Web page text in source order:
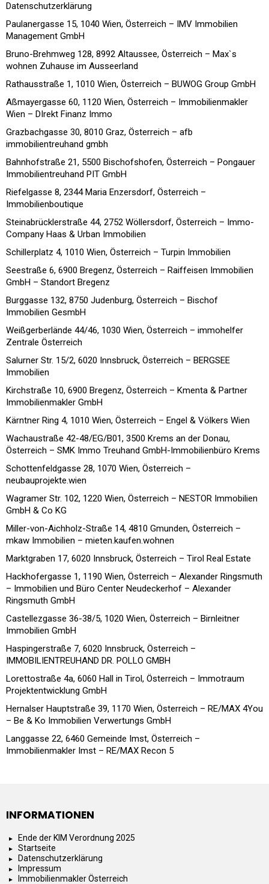
Datenschutzerklärung
Paulanergasse 15, 1040 Wien, Österreich – IMV Immobilien
Management GmbH
Bruno-Brehmweg 128, 8992 Altaussee, Österreich – Max`s
wohnen Zuhause im Ausseerland
Rathausstraße 1, 1010 Wien, Österreich – BUWOG Group GmbH
Aßmayergasse 60, 1120 Wien, Österreich – Immobilienmakler
Wien – DIrekt Finanz Immo
Grazbachgasse 30, 8010 Graz, Österreich – afb
immobilientreuhand gmbh
Bahnhofstraße 21, 5500 Bischofshofen, Österreich – Pongauer
Immobilientreuhand PIT GmbH
Riefelgasse 8, 2344 Maria Enzersdorf, Österreich –
Immobilienboutique
Steinabrücklerstraße 44, 2752 Wöllersdorf, Österreich – Immo-
Company Haas & Urban Immobilien
Schillerplatz 4, 1010 Wien, Österreich – Turpin Immobilien
Seestraße 6, 6900 Bregenz, Österreich – Raiffeisen Immobilien
GmbH – Standort Bregenz
Burggasse 132, 8750 Judenburg, Österreich – Bischof
Immobilien GesmbH
Weißgerberlände 44/46, 1030 Wien, Österreich – immohelfer
Zentrale Österreich
Salurner Str. 15/2, 6020 Innsbruck, Österreich – BERGSEE
Immobilien
Kirchstraße 10, 6900 Bregenz, Österreich – Kmenta & Partner
Immobilienmakler GmbH
Kärntner Ring 4, 1010 Wien, Österreich – Engel & Völkers Wien
Wachaustraße 42-48/EG/B01, 3500 Krems an der Donau,
Österreich – SMK Immo Treuhand GmbH-Immobilienbüro Krems
Schottenfeldgasse 28, 1070 Wien, Österreich –
neubauprojekte.wien
Wagramer Str. 102, 1220 Wien, Österreich – NESTOR Immobilien
GmbH & Co KG
Miller-von-Aichholz-Straße 14, 4810 Gmunden, Österreich –
mkaw Immobilien – mieten.kaufen.wohnen
Marktgraben 17, 6020 Innsbruck, Österreich – Tirol Real Estate
Hackhofergasse 1, 1190 Wien, Österreich – Alexander Ringsmuth
– Immobilien und Büro Center Neudeckerhof – Alexander
Ringsmuth GmbH
Castellezgasse 36-38/5, 1020 Wien, Österreich – Birnleitner
Immobilien GmbH
Haspingerstraße 7, 6020 Innsbruck, Österreich –
IMMOBILIENTREUHAND DR. POLLO GMBH
Lorettostraße 4a, 6060 Hall in Tirol, Österreich – Immotraum
Projektentwicklung GmbH
Hernalser Hauptstraße 39, 1170 Wien, Österreich – RE/MAX 4You
– Be & Ko Immobilien Verwertungs GmbH
Langgasse 22, 6460 Gemeinde Imst, Österreich –
Immobilienmakler Imst – RE/MAX Recon 5
INFORMATIONEN
Ende der KIM Verordnung 2025
Startseite
Datenschutzerklärung
Impressum
Immobilienmakler Österreich